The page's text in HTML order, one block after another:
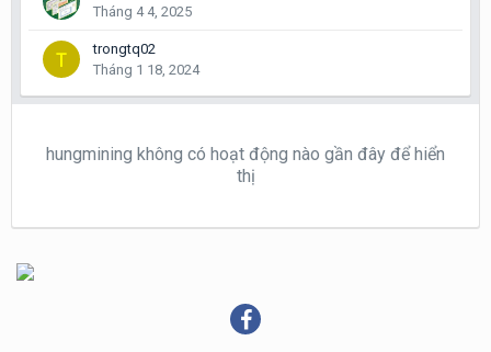
Tháng 4 4, 2025
trongtq02
Tháng 1 18, 2024
hungmining không có hoạt động nào gần đây để hiển
thị